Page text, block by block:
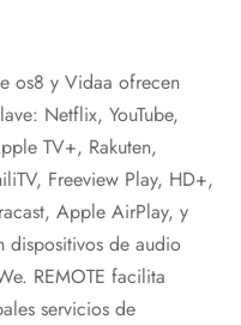
os8 y Vidaa ofrecen
Netflix, YouTube,
TV+, Rakuten,
Freeview Play, HD+,
Apple AirPlay, y
dispositivos de audio
REMOTE facilita
servicios de